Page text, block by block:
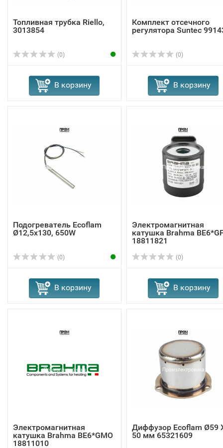
Топливная трубка Riello,
3013854
(0)
В корзину
Комплект отсечного
регулятора Suntec
(0)
В корзину
Подогреватель Ecoflam
Ø12,5x130, 650W
(0)
В корзину
Электромагнитная
катушка Brahma
18811821
(0)
В корзину
Электромагнитная
катушка Brahma BE6*GMO
18811010
Диффузор Ecoflam Ø59
50 мм 65321609